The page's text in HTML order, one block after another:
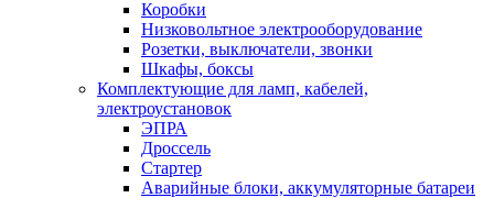
Коробки
Низковольтное электрооборудование
Розетки, выключатели, звонки
Шкафы, боксы
Комплектующие для ламп, кабелей,
электроустановок
ЭПРА
Дроссель
Стартер
Аварийные блоки, аккумуляторные батареи